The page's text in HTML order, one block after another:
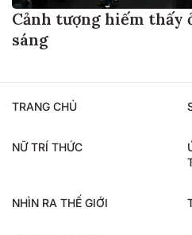
Cảnh tượng hiếm thấy
sáng
TRANG CHỦ
NỮ TRÍ THỨC
NHÌN RA THẾ GIỚI